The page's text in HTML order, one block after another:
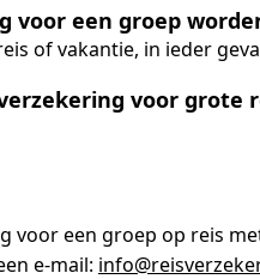
voor een groep
of vakantie, in ieder
voor grote
voor een groep op reis
e-mail: